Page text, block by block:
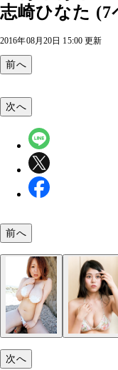
志崎ひなた (7
2016年08月20日 15:00 更新
前へ
次へ
前へ
次へ